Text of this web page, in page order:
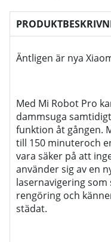
Äntligen är nya
Med Mi Robot Pro
dammsuga
funktion åt gången.
till 150 minuteroch
vara säker på att
använder sig av en
lasernavigering
rengöring och
städat.